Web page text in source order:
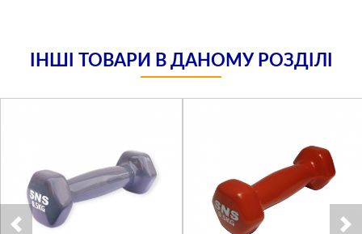
ІНШІ ТОВАРИ В ДАНОМУ РОЗДІЛІ